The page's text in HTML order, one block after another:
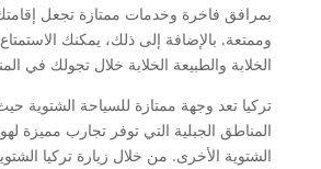
بمرافق فاخرة وخدمات ممتازة تجعل
وممتعة. بالإضافة إلى ذلك، يمكنك
الخلابة والطبيعة الخلابة خلال تجولك في
تركيا تعد وجهة ممتازة للسياحة الشتوية
المناطق الجبلية التي توفر تجارب مميزة
الشتوية الأخرى. من خلال زيارة تركيا